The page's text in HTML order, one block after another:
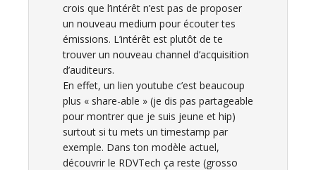
crois que l’intérêt n’est pas de proposer
un nouveau medium pour écouter tes
émissions. L’intérêt est plutôt de te
trouver un nouveau channel d’acquisition
d’auditeurs.
En effet, un lien youtube c’est beaucoup
plus « share-able » (je dis pas partageable
pour montrer que je suis jeune et hip)
surtout si tu mets un timestamp par
exemple. Dans ton modèle actuel,
découvrir le RDVTech ça reste (grosso